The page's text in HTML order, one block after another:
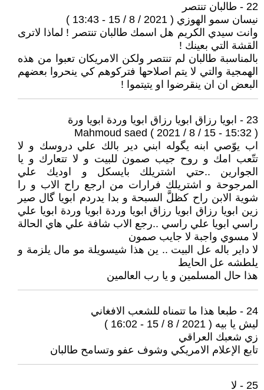
22 - طالبان تنتصر
نيسان سمو الهوزي ( 2021 / 8 / 15 - 13:43 )
وانت سيدي الكريم هل اسمك طالبان تنتصر ! لماذا لاترى
القشة التي بعينك !
بالمناسبة طالبان لم تنتصر ولكن الامريكان تعبوا من هذه
الهمجية والتي لا يتم اصلاحها فتركوهم كي ينحروا بعضهم
البعض ان ان ينقرضوا او يتيتموا !
23 - ابويا رزاق ابويا رزاق ابويا وردة ابويا ورة
Mahmoud saed ( 2021 / 8 / 15 - 15:32 )
اب يوّصي ابنه يگوله ابني دير بالك علي دروسك و لا
تتّعب امك و روح جيب صمون للبيت و لا تتعارك و يا
الجوارين ..حتي اشتريلك بايسكل و اوديك علي
المرجوحة و اشتريلك فرارات من ارجع راح الاب و را
شوية الابن راح كظلَّ السبحة و بدا يدردم ابويا گال صير
زين ابويا رزاق ابويا رزاق ابويا وردة ابويا وردة ابويا علي
راسي ابويا علي راسي ..رجع الاب شافة علي هاي الحالة
لا مسوي واجبة لا جايب صمون
لا داير باله عل البيت .. ين هذا شيسويلة مو مال يلزمة و
يلطشه عل الحايط
هذا حال المسلمين و يا رب العالمين
24 - طبعا هذا ما تتمناه للشعب الافغاني
ليش يا بيه ( 2021 / 8 / 15 - 16:02 )
زي شعبك العراقي
تابع الإعلام الامريكي وشوف عفو وتسامح طالبان
25 - لا